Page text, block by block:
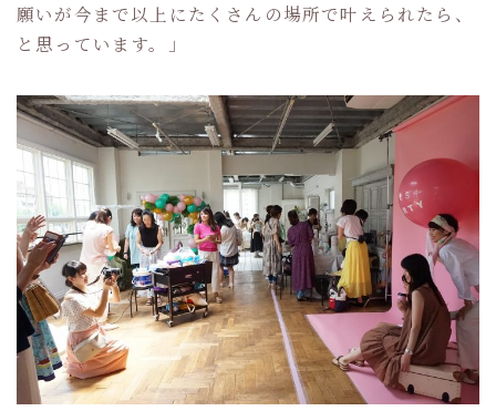
願いが今まで以上にたくさんの場所で叶えられたら、
と思っています。」